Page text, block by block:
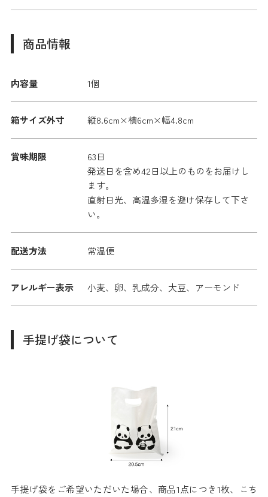
商品情報
内容量 1個
箱サイズ外寸 縦8.6cm×横6cm×幅4.8cm
賞味期限
63日
発送日を含め42日以上のものをお届けし
ます。
直射日光、高温多湿を避け保存して下さ
い。
配送方法 常温便
アレルギー表示 小麦、卵、乳成分、大豆、アーモンド
手提げ袋について
手提げ袋をご希望いただいた場合、商品1点につき1枚、こち